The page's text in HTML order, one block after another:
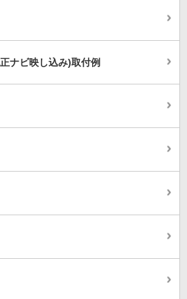
ナビ映し込み)取付例